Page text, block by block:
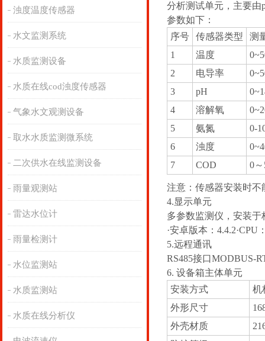
浊度温度传感器
水文监测系统
水质监测设备
水质在线cod浊度传感器
气象水文观测设备
取水水质监测微系统
二次供水在线监测设备
雨量观测站
雷达水位计
雨量检测计
水位监测站
水质监测站
水质在线分析仪
分析测试单元，主要由
参数如下：
序号
传感器类型
测
1
温度
2
电导率
3
pH
4
溶解氧
5
氨氮
0-
6
浊度
7
COD 0
注意：传感器安装时不
4.显示单元
多参数监测仪，安装
·安卓版本：
5.远程通讯
RS485接口MODBUS-
6. 设备箱主体单元
安装方式
机
外形尺寸
外壳材质